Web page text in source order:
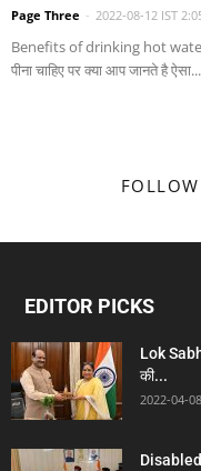
Page Three - 2022-08-12 IST
Benefits of drinking hot water:
पीना चाहिए पर क्या आप जानते है ऐसा...
EDITOR PICKS
Lok
की...
2022-04-
Disabled